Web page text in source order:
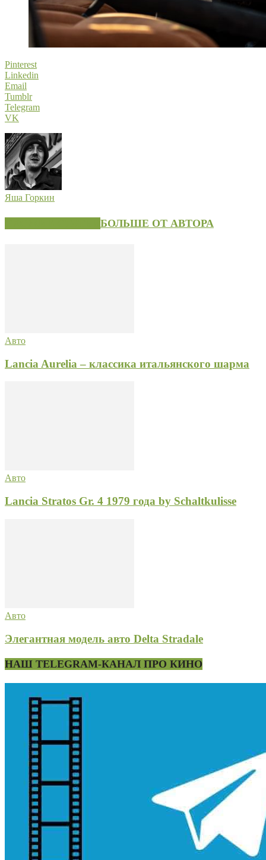
Pinterest
Linkedin
Email
Tumblr
Telegram
VK
Яша Горкин
БОЛЬШЕ ОТ АВТОРА
Авто
Lancia Aurelia – классика итальянского шарма
Авто
Lancia Stratos Gr. 4 1979 года by Schaltkulisse
Авто
Элегантная модель авто Delta Stradale
НАШ TELEGRAM-КАНАЛ ПРО КИНО